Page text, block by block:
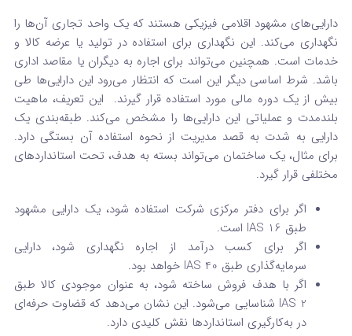
دارایی‌های مشهود اقلامی فیزیکی هستند که یک واحد تجاری آن‌ها را
نگهداری می‌کند. این نگهداری برای استفاده در تولید یا عرضه کالا و
خدمات است. همچنین می‌تواند برای اجاره به دیگران یا مقاصد اداری
باشد. شرط اساسی دیگر این است که انتظار می‌رود این دارایی‌ها طی
بیش از یک دوره مالی مورد استفاده قرار گیرند.
این تعریف، ماهیت
بلندمدت و عملیاتی این دارایی‌ها را مشخص می‌کند. طبقه‌بندی یک
دارایی به شدت به قصد مدیریت از نحوه استفاده آن بستگی دارد.
برای مثال، یک ساختمان می‌تواند بسته به هدف، تحت استانداردهای
مختلفی قرار گیرد.
اگر برای دفتر مرکزی شرکت استفاده شود، یک دارایی مشهود
طبق IAS 16 است.
اگر برای کسب درآمد از اجاره نگهداری شود، دارایی
سرمایه‌گذاری طبق IAS 40 خواهد بود.
اگر با هدف فروش ساخته شود، به عنوان موجودی کالا طبق
IAS 2 شناسایی می‌شود. این نشان می‌دهد که قضاوت حرفه‌ای
در به‌کارگیری استانداردها نقش کلیدی دارد.